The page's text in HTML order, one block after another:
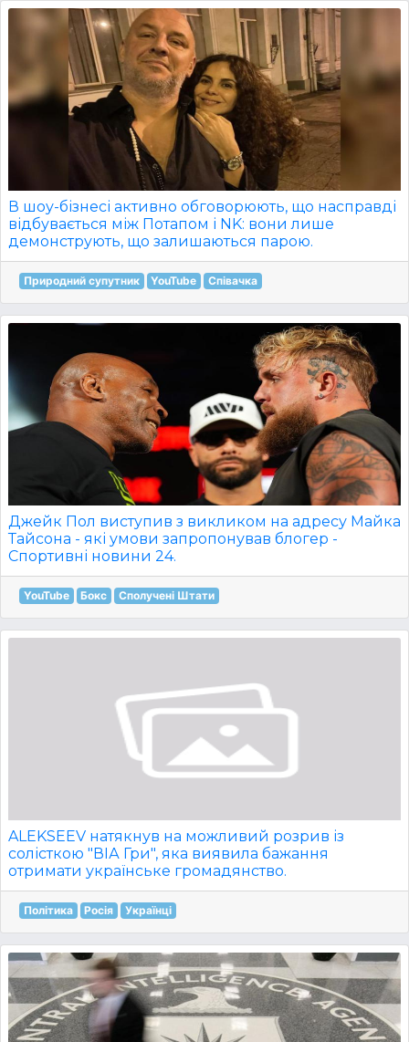
В шоу-бізнесі активно обговорюють, що насправді
відбувається між Потапом і NK: вони лише
демонструють, що залишаються парою.
Природний супутник YouTube Співачка
Джейк Пол виступив з викликом на адресу Майка
Тайсона - які умови запропонував блогер -
Спортивні новини 24.
YouTube Бокс Сполучені Штати
ALEKSEEV натякнув на можливий розрив із
солісткою "ВІА Гри", яка виявила бажання
отримати українське громадянство.
Політика Росія Українці